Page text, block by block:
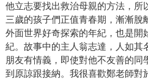
他立志要找出救治母親的方法，所
三歲的孩子們正值青春期，漸漸脫
外面世界好奇探索的年紀，也是開
紀。故事中的主人翁志達，人如其
朋友有情義，即使對他不友善的
到原諒跟接納。我很喜歡鄭老師對